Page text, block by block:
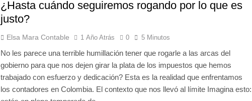
¿Hasta cuándo seguiremos rogando por lo que es
justo?
Elsa Mara Contable 1 Año Atrás 0 5 Minutos
No les parece una terrible humillación tener que rogarle a las arcas del
gobierno para que nos dejen girar la plata de los impuestos que hemos
trabajado con esfuerzo y dedicación? Esta es la realidad que enfrentamos
los contadores en Colombia. El contexto que nos llevó al límite Imagina esto: